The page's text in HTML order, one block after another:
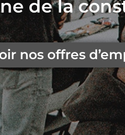
de la
nos offres